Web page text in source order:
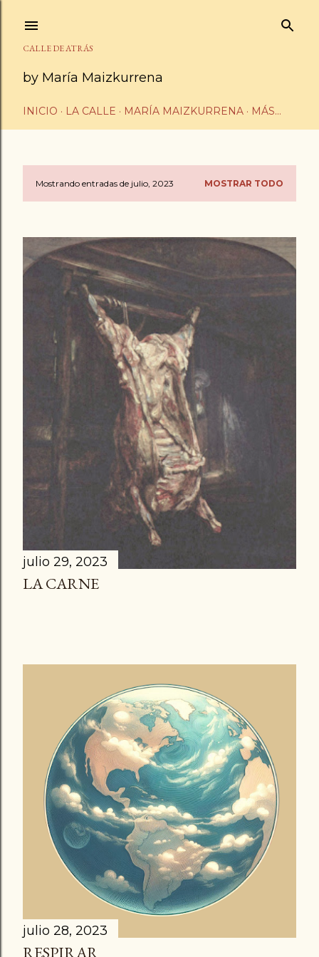
CALLE DE ATRÁS
by María Maizkurrena
INICIO LA CALLE MARÍA MAIZKURRENA MÁS…
E
t
r
Mostrando entradas de julio, 2023 MOSTRAR TODO
julio 29, 2023
LA CARNE
julio 28, 2023
RESPIRAR